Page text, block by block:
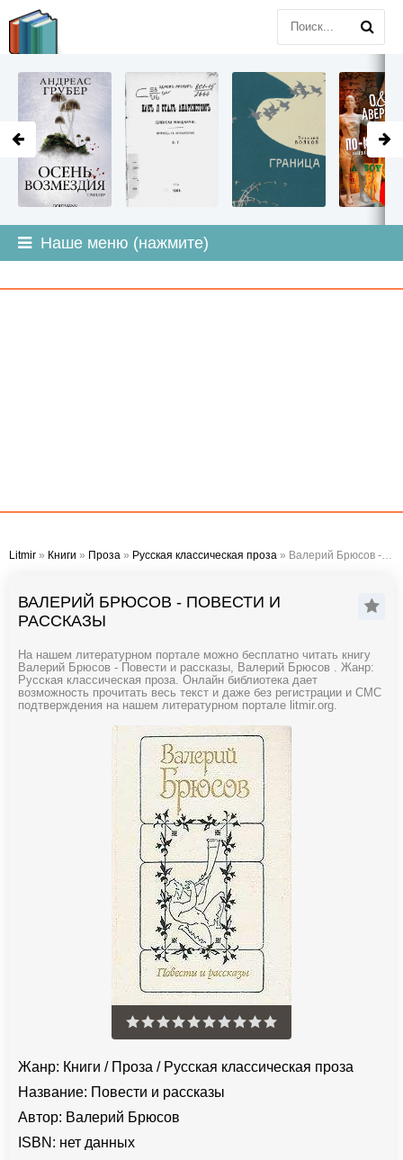
Наше меню (нажмите)
Litmir » Книги » Проза » Русская классическая проза » Валерий Брюсов - Повести и рассказы
ВАЛЕРИЙ БРЮСОВ - ПОВЕСТИ И
РАССКАЗЫ
На нашем литературном портале можно бесплатно читать книгу
Валерий Брюсов - Повести и рассказы, Валерий Брюсов . Жанр:
Русская классическая проза. Онлайн библиотека дает
возможность прочитать весь текст и даже без регистрации и СМС
подтверждения на нашем литературном портале litmir.org.
Жанр: Книги / Проза / Русская классическая проза
Название: Повести и рассказы
Автор: Валерий Брюсов
ISBN: нет данных
LITMIR.ORG